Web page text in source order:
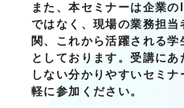
また、本セミナーは企業
ではなく、現場の業務担
関、これから活躍される
としております。受講に
しない分かりやすいセミ
軽に参加ください。